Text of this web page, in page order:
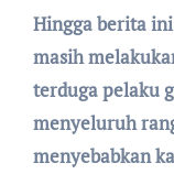
Hingga berita
masih
terduga pelaku
menyeluruh
menyebabkan